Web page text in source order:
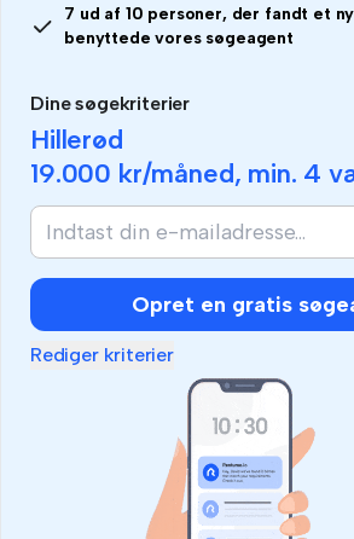
7 ud af 10 personer, der fandt et
benyttede vores søgeagent
Dine søgekriterier
Hillerød
19.000 kr/måned, min. 4
Opret en gratis
Rediger kriterier